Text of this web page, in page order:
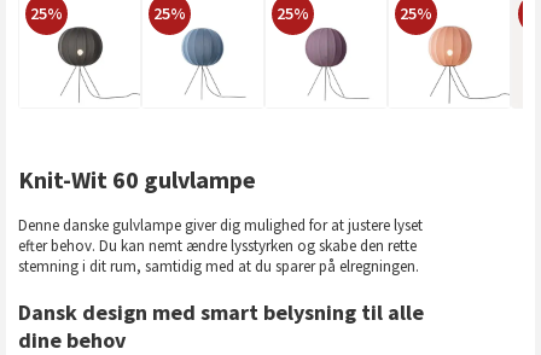
25% 25% 25% 25%
Knit-Wit 60 gulvlampe
Denne danske gulvlampe giver dig mulighed for at justere lyset
efter behov. Du kan nemt ændre lysstyrken og skabe den rette
stemning i dit rum, samtidig med at du sparer på elregningen.
Dansk design med smart belysning til alle
dine behov